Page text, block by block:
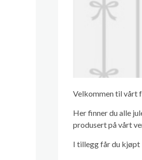
Velkommen til vårt
Her finner du alle
produsert på vårt
I tillegg får du kjøpt